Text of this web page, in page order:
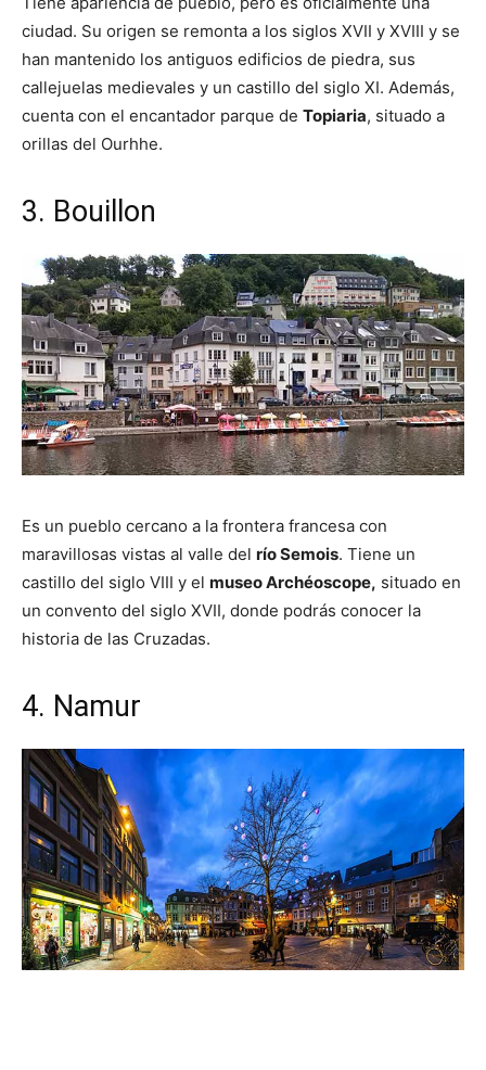
ciudad. Su origen se remonta a los siglos XVII y XVIII y se
han mantenido los antiguos edificios de piedra, sus
callejuelas medievales y un castillo del siglo XI. Además,
cuenta con el encantador parque de Topiaria, situado a
orillas del Ourhhe.
3. Bouillon
Es un pueblo cercano a la frontera francesa con
maravillosas vistas al valle del río Semois. Tiene un
castillo del siglo VIII y el museo Archéoscope, situado en
un convento del siglo XVII, donde podrás conocer la
historia de las Cruzadas.
4. Namur